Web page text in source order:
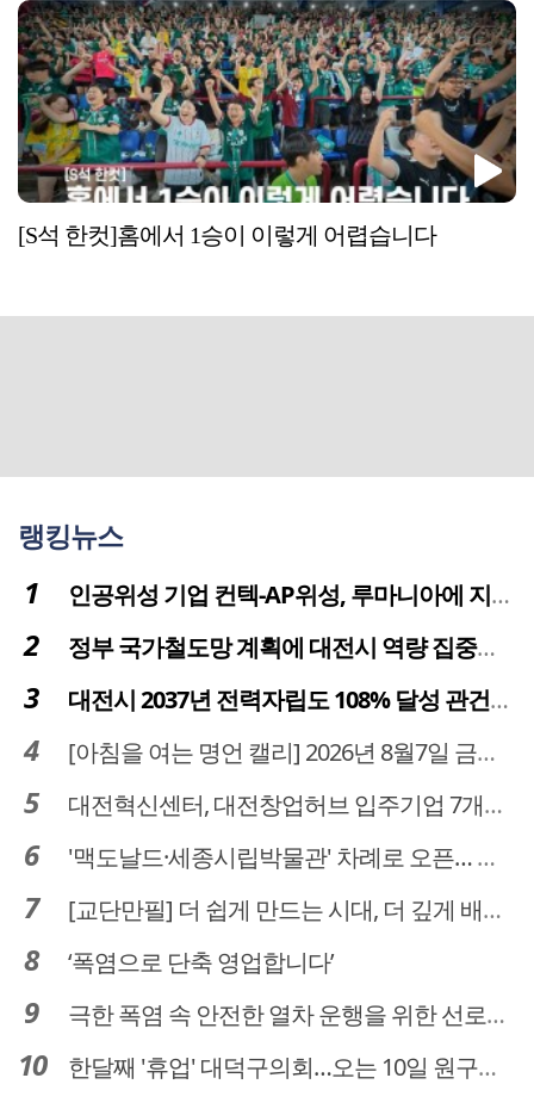
[S석 한컷]홈에서 1승이 이렇게 어렵습니다
랭킹뉴스
인공위성 기업 컨텍-AP위성, 루마니아에 지상국 시스템 전수
정부 국가철도망 계획에 대전시 역량 집중해야
대전시 2037년 전력자립도 108% 달성 관건은 '주민 수용성'
[아침을 여는 명언 캘리] 2026년 8월7일 금요일
대전혁신센터, 대전창업허브 입주기업 7개사 모집
'맥도날드·세종시립박물관' 차례로 오픈… 고운동 정주여건 좋아진다
[교단만필] 더 쉽게 만드는 시대, 더 깊게 배우는 교육
‘폭염으로 단축 영업합니다’
극한 폭염 속 안전한 열차 운행을 위한 선로관리
한달째 '휴업' 대덕구의회…오는 10일 원구성 다시 돌입